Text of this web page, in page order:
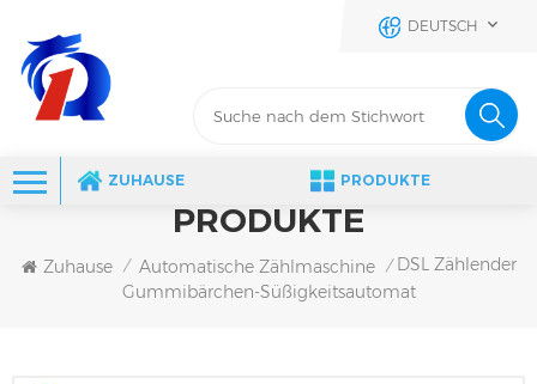
DEUTSCH
ZUHAUSE PRODUKTE
PRODUKTE
Zuhause / Automatische Zählmaschine / DSL Zählender
Gummibärchen-Süßigkeitsautomat